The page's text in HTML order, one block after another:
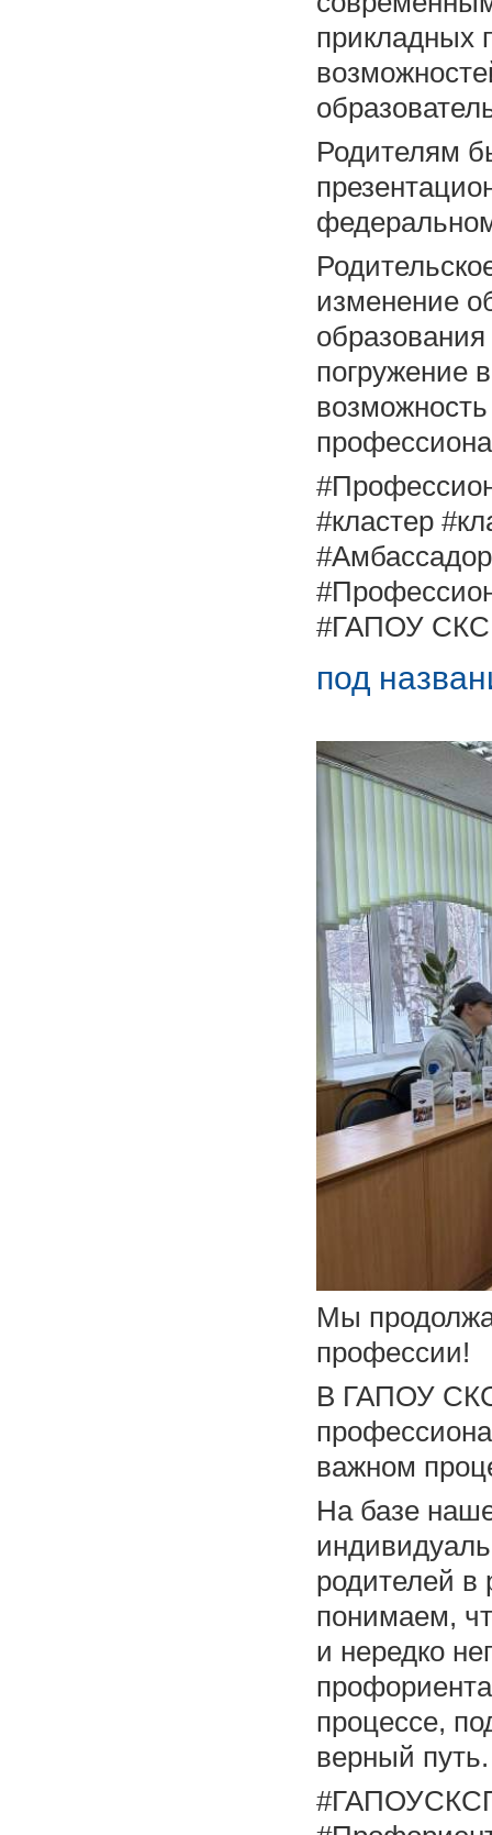
прикладных
Родителям
изменение
погружение
#кластер
#ГАПОУ
под
Мы
профессии!
В ГАПОУ
важном
На базе
родителей
понимаем,
и нередко
процессе,
верный путь.